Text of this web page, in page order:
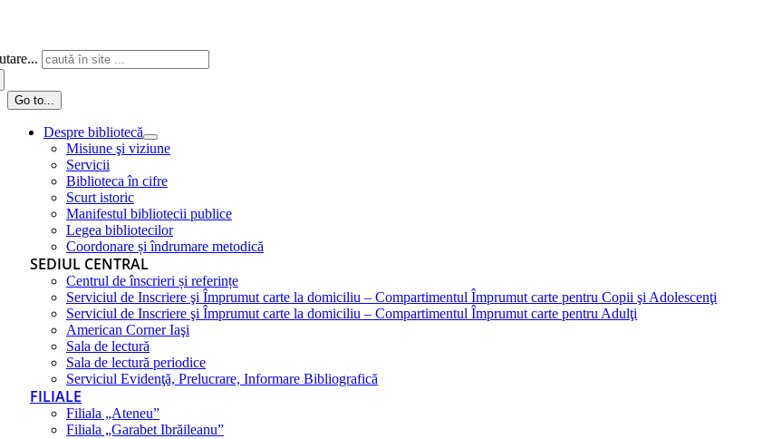
Go to...
Despre bibliotecă
Misiune şi viziune
Servicii
Biblioteca în cifre
Scurt istoric
Manifestul bibliotecii publice
Legea bibliotecilor
Coordonare și îndrumare metodică
SEDIUL CENTRAL
Centrul de înscrieri și referințe
Serviciul de Inscriere şi Împrumut carte la domiciliu – Compartimentul Împrumut carte pentru Copii şi Adolescenţi
Serviciul de Inscriere şi Împrumut carte la domiciliu – Compartimentul Împrumut carte pentru Adulţi
American Corner Iaşi
Sala de lectură
Sala de lectură periodice
Serviciul Evidenţă, Prelucrare, Informare Bibliografică
FILIALE
Filiala „Ateneu”
Filiala „Garabet Ibrăileanu”